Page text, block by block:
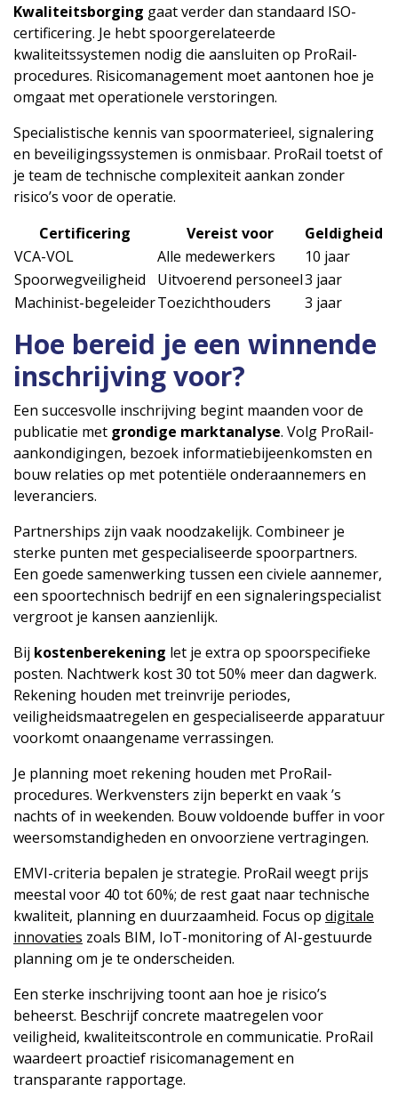
Kwaliteitsborging gaat verder dan standaard ISO-
certificering. Je hebt spoorgerelateerde
kwaliteitssystemen nodig die aansluiten op ProRail-
procedures. Risicomanagement moet aantonen hoe je
omgaat met operationele verstoringen.
Specialistische kennis van spoormaterieel, signalering
en beveiligingssystemen is onmisbaar. ProRail toetst of
je team de technische complexiteit aankan zonder
risico’s voor de operatie.
Certificering
Vereist voor
Geldigheid
VCA-VOL
Alle medewerkers
10 jaar
Spoorwegveiligheid
Uitvoerend personeel3 jaar
Machinist-begeleiderToezichthouders 3 jaar
Hoe bereid je een winnende
inschrijving voor?
Een succesvolle inschrijving begint maanden voor de
publicatie met grondige marktanalyse. Volg ProRail-
aankondigingen, bezoek informatiebijeenkomsten en
bouw relaties op met potentiële onderaannemers en
leveranciers.
Partnerships zijn vaak noodzakelijk. Combineer je
sterke punten met gespecialiseerde spoorpartners.
Een goede samenwerking tussen een civiele aannemer,
een spoortechnisch bedrijf en een signaleringspecialist
vergroot je kansen aanzienlijk.
Bij kostenberekening let je extra op spoorspecifieke
posten. Nachtwerk kost 30 tot 50% meer dan dagwerk.
Rekening houden met treinvrije periodes,
veiligheidsmaatregelen en gespecialiseerde apparatuur
voorkomt onaangename verrassingen.
Je planning moet rekening houden met ProRail-
procedures. Werkvensters zijn beperkt en vaak ’s
nachts of in weekenden. Bouw voldoende buffer in voor
weersomstandigheden en onvoorziene vertragingen.
EMVI-criteria bepalen je strategie. ProRail weegt prijs
meestal voor 40 tot 60%; de rest gaat naar technische
kwaliteit, planning en duurzaamheid. Focus op digitale
innovaties zoals BIM, IoT-monitoring of AI-gestuurde
planning om je te onderscheiden.
Een sterke inschrijving toont aan hoe je risico’s
beheerst. Beschrijf concrete maatregelen voor
veiligheid, kwaliteitscontrole en communicatie. ProRail
waardeert proactief risicomanagement en
transparante rapportage.